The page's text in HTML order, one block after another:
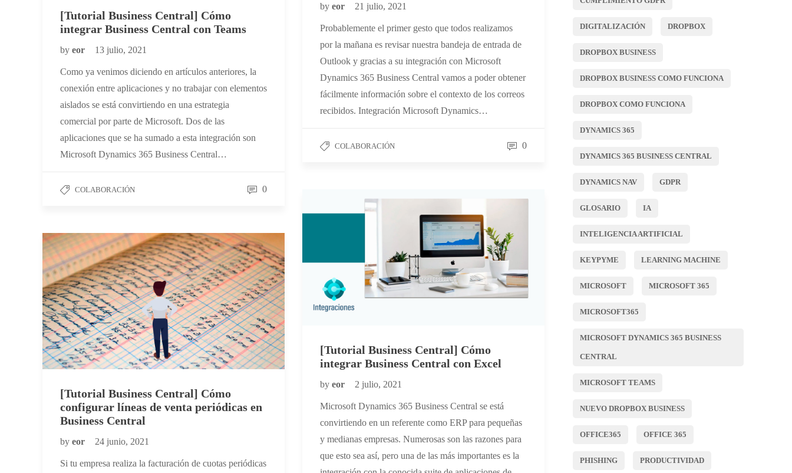
by eor 21 julio, 2021
Probablemente el primer gesto que todos realizamos
por la mañana es revisar nuestra bandeja de entrada de
Outlook y gracias a su integración con Microsoft
Dynamics 365 Business Central vamos a poder obtener
fácilmente información sobre el contexto de los correos
recibidos. Integración Microsoft Dynamics…
COLABORACIÓN 0
[Tutorial Business Central] Cómo
integrar Business Central con Teams
by eor 13 julio, 2021
Como ya venimos diciendo en artículos anteriores, la
conexión entre aplicaciones y no trabajar con elementos
aislados se está convirtiendo en una estrategia
comercial por parte de Microsoft. Dos de las
aplicaciones que se ha sumado a esta integración son
Microsoft Dynamics 365 Business Central…
COLABORACIÓN 0
[Tutorial Business Central] Cómo
integrar Business Central con Excel
by eor 2 julio, 2021
Microsoft Dynamics 365 Business Central se está
convirtiendo en un referente como ERP para pequeñas
y medianas empresas. Numerosas son las razones para
que esto sea así, pero una de las más importantes es la
[Tutorial Business Central] Cómo
configurar líneas de venta periódicas en
Business Central
by eor 24 junio, 2021
Si tu empresa realiza la facturación de cuotas periódicas
DIGITALIZACIÓN DROPBOX
DROPBOX BUSINESS
DROPBOX BUSINESS COMO FUNCIONA
DROPBOX COMO FUNCIONA
DYNAMICS 365
DYNAMICS 365 BUSINESS CENTRAL
DYNAMICS NAV GDPR
GLOSARIO IA
INTELIGENCIA ARTIFICIAL
KEYPYME LEARNING MACHINE
MICROSOFT MICROSOFT 365
MICROSOFT365
MICROSOFT DYNAMICS 365 BUSINESS
CENTRAL
MICROSOFT TEAMS
NUEVO DROPBOX BUSINESS
OFFICE365 OFFICE 365
PHISHING PRODUCTIVIDAD